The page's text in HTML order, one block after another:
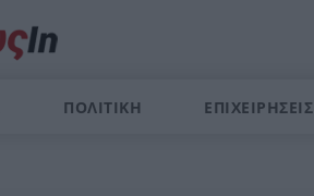
ΠΟΛΙΤΙΚΗ ΕΠΙΧΕΙΡΗΣΕΙΣ